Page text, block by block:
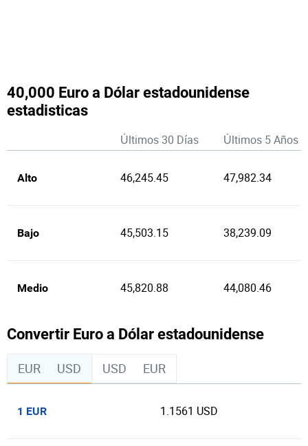
40,000 Euro a Dólar estadounidense
estadisticas
Últimos 30 Días Últimos 5 Años
Alto 46,245.45 47,982.34
Bajo 45,503.15 38,239.09
Medio 45,820.88 44,080.46
Convertir Euro a Dólar estadounidense
EUR USD USD EUR
1 EUR 1.1561 USD